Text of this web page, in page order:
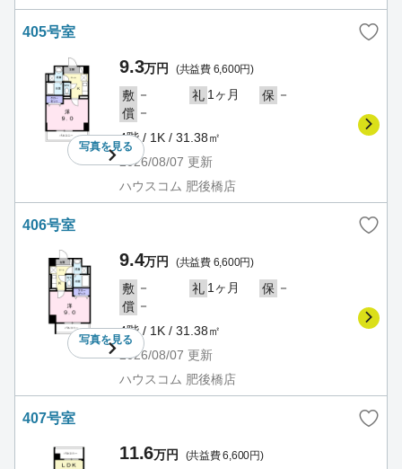
405号室
写真を見る
9.3万円 (共益費 6,600円)
敷 － 礼 1ヶ月 保 －
償 －
4階 / 1K / 31.38㎡
2026/08/07 更新
ハウスコム 肥後橋店
406号室
写真を見る
9.4万円 (共益費 6,600円)
敷 － 礼 1ヶ月 保 －
償 －
4階 / 1K / 31.38㎡
2026/08/07 更新
ハウスコム 肥後橋店
407号室
11.6万円 (共益費 6,600円)